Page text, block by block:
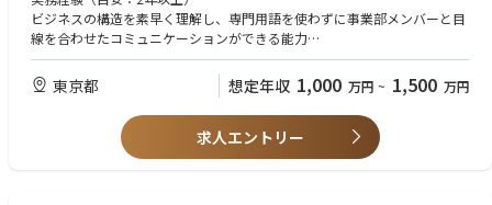
証、代替案の提示
各事業部門からの法律相談、契約交渉のサポート（ビジネスの文脈を理解
▼日常的なリーガル実務
契約書（NDA、業務委託、基本契約、パートナーシップ契約等）の起案・
利用規約、プライバシーポリシー等の改定
ビジネスの構造を素早く理解し、専門用語を使わずに事業部メンバーと目
線を合わせたコミュニケーションができる能力
【歓迎要件】
1人法務、または法務部門の立ち上げや、組織の仕組み化・仕組み改善を
【求める人物像】
東京都 想定年収 1,000 万円 ~ 1,500 万円
求人エントリー